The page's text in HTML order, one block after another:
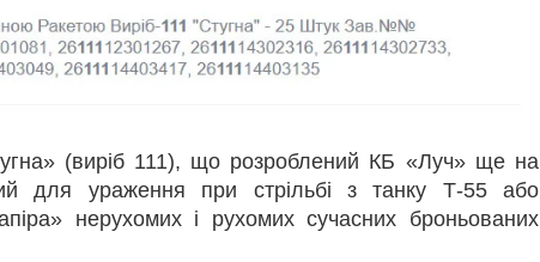
(виріб 111), що розроблений КБ «Луч» ще на
для ураження при стрільбі з танку Т-55 або
нерухомих і рухомих сучасних броньованих